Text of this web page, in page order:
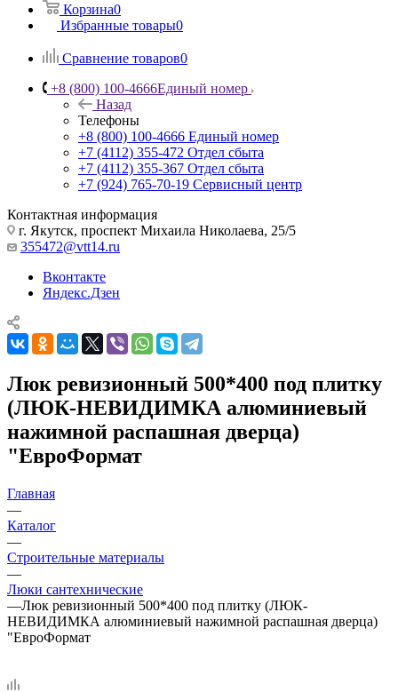
Корзина0
Избранные товары0
Сравнение товаров0
+8 (800) 100-4666Единый номер
Назад
Телефоны
+8 (800) 100-4666 Единый номер
+7 (4112) 355-472 Отдел сбыта
+7 (4112) 355-367 Отдел сбыта
+7 (924) 765-70-19 Сервисный центр
Контактная информация
г. Якутск, проспект Михаила Николаева, 25/5
355472@vtt14.ru
Вконтакте
Яндекс.Дзен
Люк ревизионный 500*400 под плитку
(ЛЮК-НЕВИДИМКА алюминиевый
нажимной распашная дверца)
"ЕвроФормат
Главная
—
Каталог
—
Строительные материалы
—
Люки сантехнические
—Люк ревизионный 500*400 под плитку (ЛЮК-
НЕВИДИМКА алюминиевый нажимной распашная дверца)
"ЕвроФормат